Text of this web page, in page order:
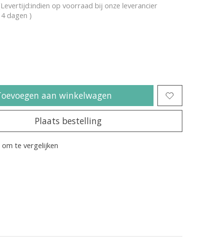
op voorraad bij onze leverancier
dagen )
aan winkelwagen
Plaats bestelling
te vergelijken